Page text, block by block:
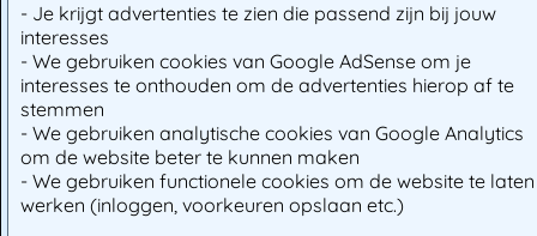
- Je krijgt advertenties te zien die passend zijn bij jouw
interesses
- We gebruiken cookies van Google AdSense om je
interesses te onthouden om de advertenties hierop af te
stemmen
- We gebruiken analytische cookies van Google Analytics
om de website beter te kunnen maken
- We gebruiken functionele cookies om de website te laten
werken (inloggen, voorkeuren opslaan etc.)